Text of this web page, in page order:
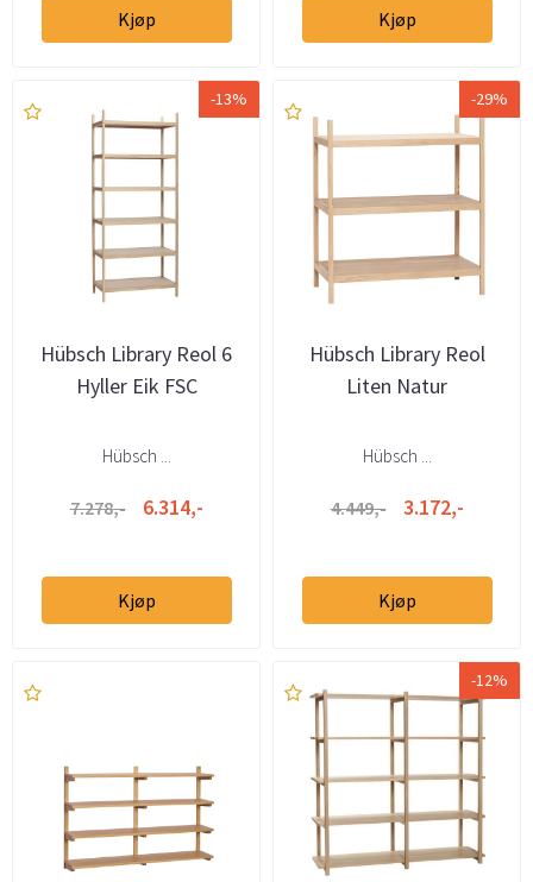
Kjøp Kjøp
-13%
Hübsch Library Reol 6
Hyller Eik FSC
Hübsch ...
7.278,- 6.314,-
Kjøp
-29%
Hübsch Library Reol
Liten Natur
Hübsch ...
4.449,- 3.172,-
Kjøp
-12%